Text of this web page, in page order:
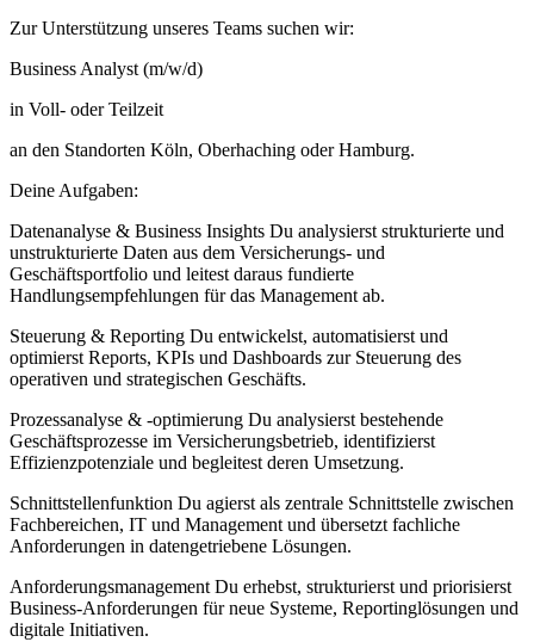
Zur Unterstützung unseres Teams suchen wir:
Business Analyst (m/w/d)
in Voll- oder Teilzeit
an den Standorten Köln, Oberhaching oder Hamburg.
Deine Aufgaben:
Datenanalyse & Business Insights Du analysierst strukturierte und
unstrukturierte Daten aus dem Versicherungs- und
Geschäftsportfolio und leitest daraus fundierte
Handlungsempfehlungen für das Management ab.
Steuerung & Reporting Du entwickelst, automatisierst und
optimierst Reports, KPIs und Dashboards zur Steuerung des
operativen und strategischen Geschäfts.
Prozessanalyse & -optimierung Du analysierst bestehende
Geschäftsprozesse im Versicherungsbetrieb, identifizierst
Effizienzpotenziale und begleitest deren Umsetzung.
Schnittstellenfunktion Du agierst als zentrale Schnittstelle zwischen
Fachbereichen, IT und Management und übersetzt fachliche
Anforderungen in datengetriebene Lösungen.
Anforderungsmanagement Du erhebst, strukturierst und priorisierst
Business-Anforderungen für neue Systeme, Reportinglösungen und
digitale Initiativen.